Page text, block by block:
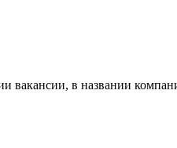
вакансии, в названии